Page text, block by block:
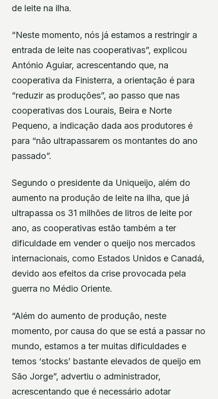
de leite na ilha.
“Neste momento, nós já estamos a restringir a
entrada de leite nas cooperativas”, explicou
António Aguiar, acrescentando que, na
cooperativa da Finisterra, a orientação é para
“reduzir as produções”, ao passo que nas
cooperativas dos Lourais, Beira e Norte
Pequeno, a indicação dada aos produtores é
para “não ultrapassarem os montantes do ano
passado”.
Segundo o presidente da Uniqueijo, além do
aumento na produção de leite na ilha, que já
ultrapassa os 31 milhões de litros de leite por
ano, as cooperativas estão também a ter
dificuldade em vender o queijo nos mercados
internacionais, como Estados Unidos e Canadá,
devido aos efeitos da crise provocada pela
guerra no Médio Oriente.
“Além do aumento de produção, neste
momento, por causa do que se está a passar no
mundo, estamos a ter muitas dificuldades e
temos ‘stocks’ bastante elevados de queijo em
São Jorge”, advertiu o administrador,
acrescentando que é necessário adotar